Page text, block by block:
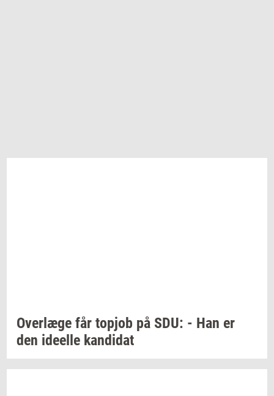
Over­læ­ge får topjob på SDU: - Han er
den ide­el­le kan­di­dat